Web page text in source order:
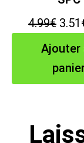
4.99€ Le
prix
initial
était
3.51
Ajouter